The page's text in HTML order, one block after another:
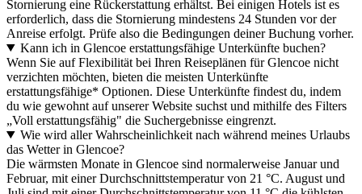
Stornierung eine Rückerstattung erhältst. Bei einigen Hotels ist es
erforderlich, dass die Stornierung mindestens 24 Stunden vor der
Anreise erfolgt. Prüfe also die Bedingungen deiner Buchung vorher.
Kann ich in Glencoe erstattungsfähige Unterkünfte buchen?
Wenn Sie auf Flexibilität bei Ihren Reiseplänen für Glencoe nicht
verzichten möchten, bieten die meisten Unterkünfte
erstattungsfähige* Optionen. Diese Unterkünfte findest du, indem
du wie gewohnt auf unserer Website suchst und mithilfe des Filters
„Voll erstattungsfähig" die Suchergebnisse eingrenzt.
Wie wird aller Wahrscheinlichkeit nach während meines Urlaubs
das Wetter in Glencoe?
Die wärmsten Monate in Glencoe sind normalerweise Januar und
Februar, mit einer Durchschnittstemperatur von 21 °C. August und